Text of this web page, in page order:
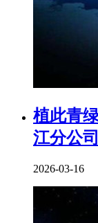
植此青
江分公
2026-03-16